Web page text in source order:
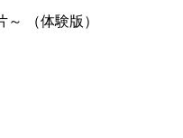
（体験版）